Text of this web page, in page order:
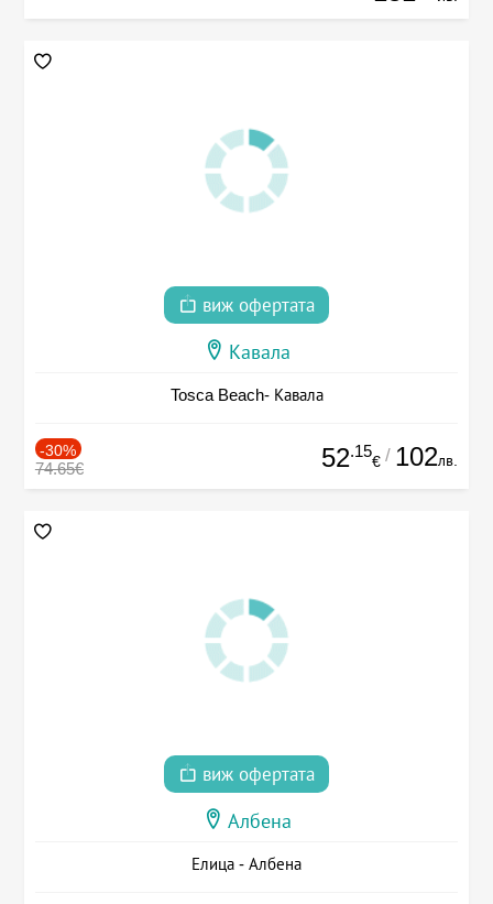
виж офертата
Кавала
Tosca Beach- Кавала
-30%
74.65€ 52.15
€ / 102лв.
виж офертата
Албена
Елица - Албена